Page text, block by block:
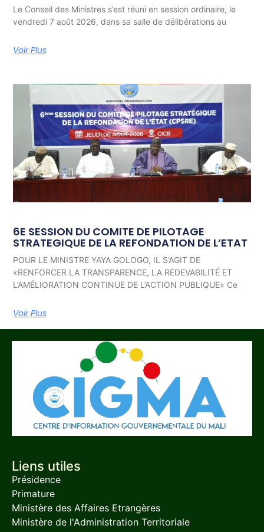
Le Conseil des Ministres s’est réuni en session ordinaire, le
vendredi 7 août 2026, dans sa salle de délibérations au
Voir Plus
6E SESSION DU COMITE DE PILOTAGE
STRATEGIQUE DE LA REFONDATION DE L’ETAT
POUR LE MINISTRE YAYA GOLOGO, IL S’AGIT DE
«RENFORCER LA TRANSPARENCE, LA REDEVABILITÉ ET
L’AMÉLIORATION CONTINUE DE L’ACTION PUBLIQUE» Ce
Voir Plus
Liens utiles
Présidence
Primature
Ministère des Affaires Etrangères
Ministère de l'Administration Territoriale